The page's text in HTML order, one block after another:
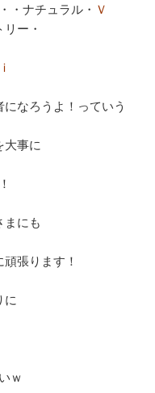
・ナチュラル・ Ｖ
ー・
なろうよ！っていう
大事に
まにも
張ります！
に
ｗ